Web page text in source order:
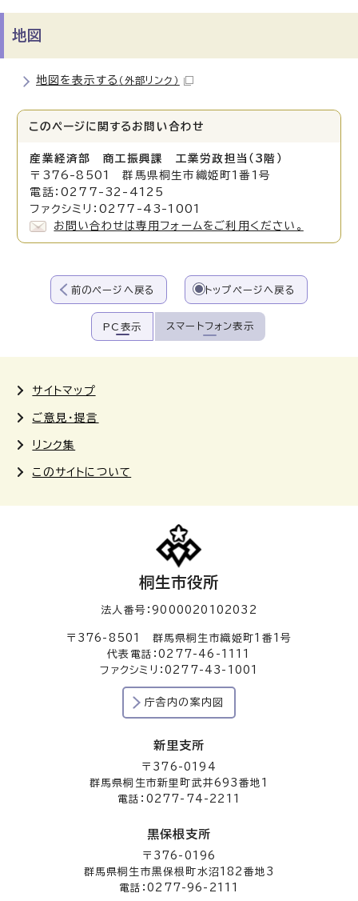
地図
地図を表示する （外部リンク）
このページに関する お問い合わせ
産業経済部 商工振興課 工業労政担当（3階）
〒376-8501 群馬県桐生市織姫町1番1号
電話：0277-32-4125
ファクシミリ：0277-43-1001
お問い合わせは専用フォームをご利用ください。
前のページへ戻る トップページへ戻る
PC表示 スマートフォン表示
サイトマップ
ご意見・提言
リンク集
このサイトについて
桐生市役所
法人番号：9000020102032
〒376-8501 群馬県桐生市織姫町1番1号
代表電話：0277-46-1111
ファクシミリ：0277-43-1001
庁舎内の案内図
新里支所
〒376-0194
群馬県桐生市新里町武井693番地1
電話：0277-74-2211
黒保根支所
〒376-0196
群馬県桐生市黒保根町水沼182番地3
電話：0277-96-2111